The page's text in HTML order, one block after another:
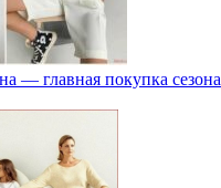
— главная покупка сезона